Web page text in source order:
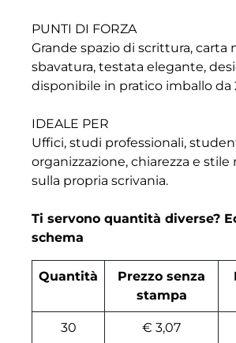
PUNTI DI FORZA
Grande spazio di scrittura, carta
sbavatura, testata elegante,
disponibile in pratico imballo da
IDEALE PER
Uffici, studi professionali,
organizzazione, chiarezza e
sulla propria scrivania.
Ti servono quantità diverse?
schema
Quantità
Prezzo senza
stampa
30 € 3,07